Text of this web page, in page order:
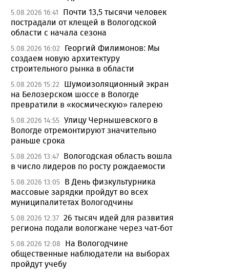
5.08.2026 16:41
Почти 13,5 тысячи человек
пострадали от клещей в Вологодской
области с начала сезона
5.08.2026 16:02
Георгий Филимонов: Мы
создаем новую архитектуру
строительного рынка в области
5.08.2026 15:22
Шумоизоляционный экран
на Белозерском шоссе в Вологде
превратили в «космическую» галерею
5.08.2026 14:55 Улицу Чернышевского в
Вологде отремонтируют значительно
раньше срока
5.08.2026 13:47 Вологодская область вошла
в число лидеров по росту рождаемости
5.08.2026 13:05 В День физкультурника
массовые зарядки пройдут во всех
муниципалитетах Вологодчины
5.08.2026 12:37 26 тысяч идей для развития
региона подали вологжане через чат-бот
5.08.2026 12:08
На Вологодчине
общественные наблюдатели на выборах
пройдут учебу